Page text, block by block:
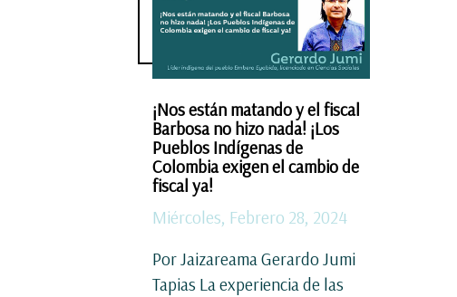
¡Nos están matando y el fiscal
Barbosa no hizo nada! ¡Los
Pueblos Indígenas de
Colombia exigen el cambio de
fiscal ya!
Miércoles, Febrero 28, 2024
Por Jaizareama Gerardo Jumi
Tapias La experiencia de las